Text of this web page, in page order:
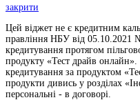
закрити
Цей віджет не є кредитним
правління НБУ від 05.10.2021
кредитування протягом
продукту «Тест драйв
кредитування за продуктом
продукти дивись у розділах
персональні - в договорі.